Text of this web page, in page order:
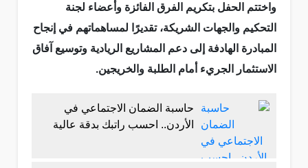
واختتم الحفل بتكريم الفرق الفائزة وأعضاء لجنة
التحكيم والجهات الشريكة، تقديرًا لمساهماتهم في إنجاح
المبادرة الهادفة إلى دعم المشاريع الريادية وتوسيع آفاق
الاستثمار الجريء أمام الطلبة والخريجين.
حاسبة الضمان الاجتماعي في
الأردن.. احسب راتبك بدقة عالية